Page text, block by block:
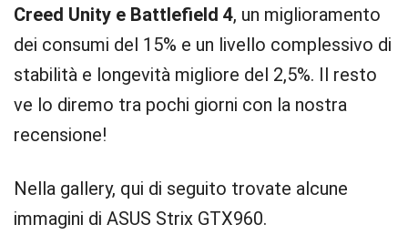
Creed Unity e Battlefield 4, un miglioramento
dei consumi del 15% e un livello complessivo di
stabilità e longevità migliore del 2,5%. Il resto
ve lo diremo tra pochi giorni con la nostra
recensione!
Nella gallery, qui di seguito trovate alcune
immagini di ASUS Strix GTX960.